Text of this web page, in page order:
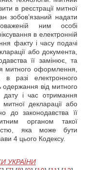
в реєстрації митної
зобов’язаний надати
ним особі
в електронній
факту і часу подачі
або документа,
її замінює, та
митного оформлення,
разі електронного
одержання від митного
дату і час отримання
декларації або
до законодавства її
органом такої
яка може бути
4 цього Кодексу.
УКРАЇНИ